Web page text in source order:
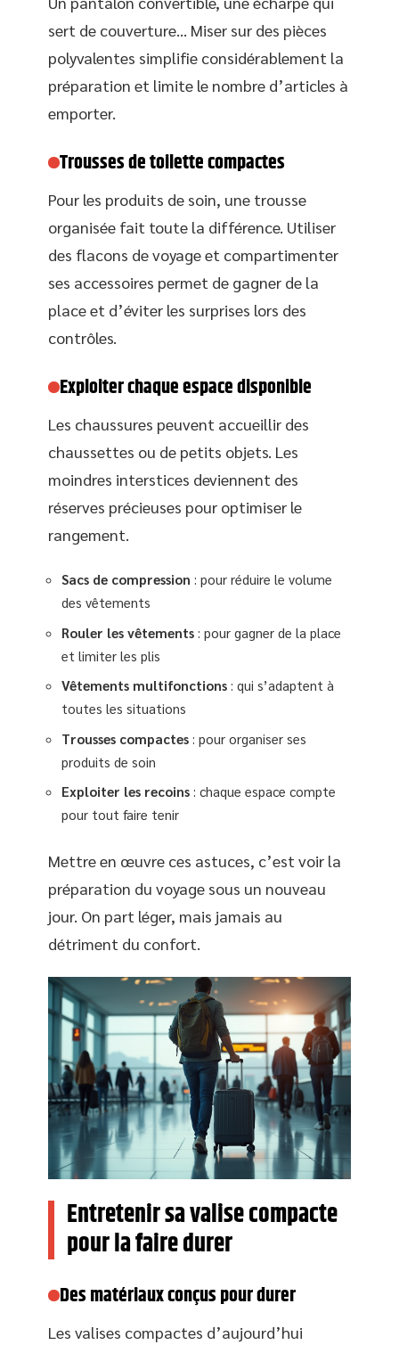
sert de couverture… Miser sur des pièces
polyvalentes simplifie considérablement la
préparation et limite le nombre d’articles à
emporter.
Trousses de toilette compactes
Pour les produits de soin, une trousse
organisée fait toute la différence. Utiliser
des flacons de voyage et compartimenter
ses accessoires permet de gagner de la
place et d’éviter les surprises lors des
contrôles.
Exploiter chaque espace disponible
Les chaussures peuvent accueillir des
chaussettes ou de petits objets. Les
moindres interstices deviennent des
réserves précieuses pour optimiser le
rangement.
Sacs de compression : pour réduire le volume
des vêtements
Rouler les vêtements : pour gagner de la place
et limiter les plis
Vêtements multifonctions : qui s’adaptent à
toutes les situations
Trousses compactes : pour organiser ses
produits de soin
Exploiter les recoins : chaque espace compte
pour tout faire tenir
Mettre en œuvre ces astuces, c’est voir la
préparation du voyage sous un nouveau
jour. On part léger, mais jamais au
détriment du confort.
Entretenir sa valise compacte
pour la faire durer
Des matériaux conçus pour durer
Les valises compactes d’aujourd’hui